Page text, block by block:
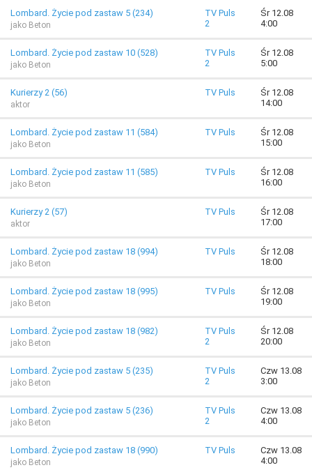
Lombard. Życie pod zastaw 5 (234)
jako Beton
TV Puls
2
Śr 12.08
4:00
Lombard. Życie pod zastaw 10 (528)
jako Beton
TV Puls
2
Śr 12.08
5:00
Kurierzy 2 (56)
aktor
TV Puls
Śr 12.08
14:00
Lombard. Życie pod zastaw 11 (584)
jako Beton
TV Puls
Śr 12.08
15:00
Lombard. Życie pod zastaw 11 (585)
jako Beton
TV Puls
Śr 12.08
16:00
Kurierzy 2 (57)
aktor
TV Puls
Śr 12.08
17:00
Lombard. Życie pod zastaw 18 (994)
jako Beton
TV Puls
Śr 12.08
18:00
Lombard. Życie pod zastaw 18 (995)
jako Beton
TV Puls
Śr 12.08
19:00
Lombard. Życie pod zastaw 18 (982)
jako Beton
TV Puls
2
Śr 12.08
20:00
Lombard. Życie pod zastaw 5 (235)
jako Beton
TV Puls
2
Czw 13.08
3:00
Lombard. Życie pod zastaw 5 (236)
jako Beton
TV Puls
2
Czw 13.08
4:00
Lombard. Życie pod zastaw 18 (990)
jako Beton
TV Puls
Czw 13.08
4:00